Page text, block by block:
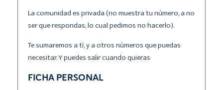
La comunidad es privada (no muestra tu número, a no
ser que respondas, lo cual pedimos no hacerlo).
Te sumaremos a tí, y a otros números que puedas
necesitar. Y puedes salir cuando quieras
FICHA PERSONAL